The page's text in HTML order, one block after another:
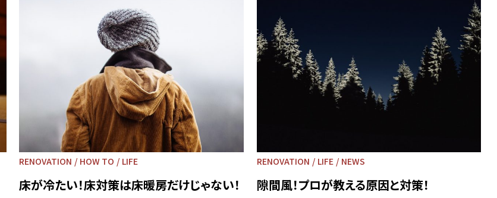
RENOVATION HOW TO LIFE
床が冷たい！床対策は床暖房だけじゃない！
RENOVATION LIFE NEWS
隙間風！プロが教える原因と対策！